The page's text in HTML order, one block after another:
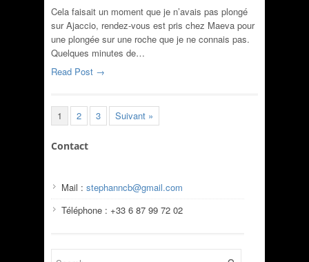
Cela faisait un moment que je n’avais pas plongé
sur Ajaccio, rendez-vous est pris chez Maeva pour
une plongée sur une roche que je ne connais pas.
Quelques minutes de…
Read Post →
1 2 3 Suivant »
Contact
Mail : stephanncb@gmail.com
Téléphone : +33 6 87 99 72 02